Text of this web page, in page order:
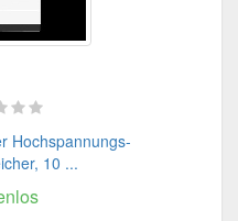
Hochspannungs-
10 ...